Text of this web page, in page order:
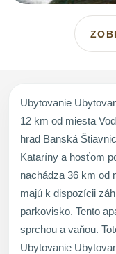
Ubytovanie
12 km od miesta
hrad Banská
Kataríny a hosťom
nachádza 36 km od
majú k dispozícii
parkovisko. Tento
sprchou a vaňou.
Ubytovanie